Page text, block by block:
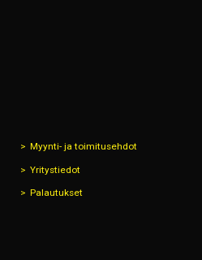
Myynti- ja toimitusehdot
Yritystiedot
Palautukset